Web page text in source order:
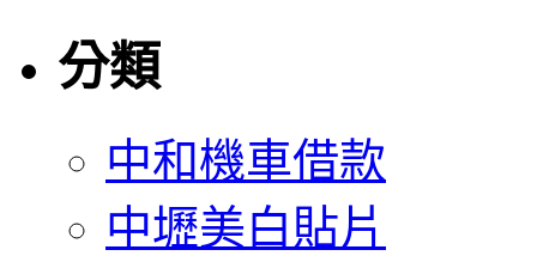
分類
中和機車借款
中壢美白貼片